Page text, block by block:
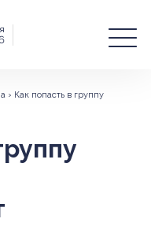
› Как попасть в группу